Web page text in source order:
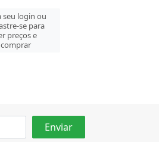
seu login ou
se para
preços e
comprar